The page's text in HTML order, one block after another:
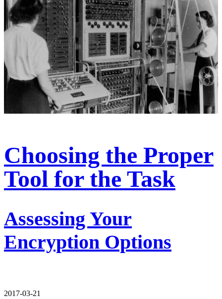
Choosing the Proper
Tool for the Task
Assessing Your
Encryption Options
2017-03-21